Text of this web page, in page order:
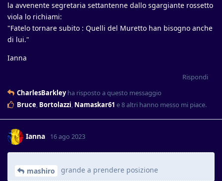
la avvenente segretaria settantenne dallo sgargiante rossetto
viola lo richiami:
"Fatelo tornare subito : Quelli del Muretto han bisogno anche
di lui."
Ianna
Rispondi
CharlesBarkleyha risposto a questo messaggio
Bruce, Bortolazzi, Namaskar61 e8altri hanno messo mi piace.
Ianna 16 ago 2023
mashiro grande a prendere posizione